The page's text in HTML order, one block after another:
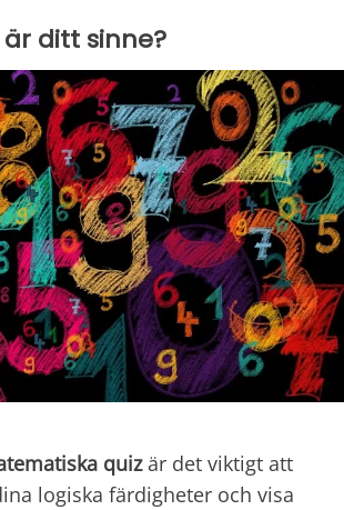
ditt sinne?
quizär det viktigt att
logiska färdigheter och visa